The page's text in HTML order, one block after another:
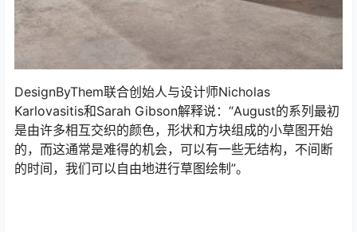
DesignByThem联合创始人与设计师Nicholas
Karlovasitis和Sarah Gibson解释说：“August的系列最初
是由许多相互交织的颜色，形状和方块组成的小草图开始
的，而这通常是难得的机会，可以有一些无结构，不间断
的时间，我们可以自由地进行草图绘制”。